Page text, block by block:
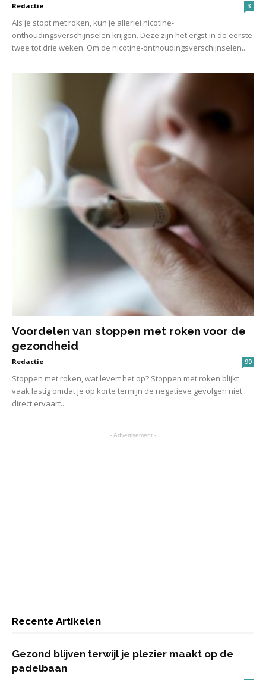
Redactie 3
Als je stopt met roken, kun je allerlei nicotine-
onthoudingsverschijnselen krijgen. Deze zijn het ergst in de eerste
twee tot drie weken. Om de nicotine-onthoudingsverschijnselen...
Voordelen van stoppen met roken voor de
gezondheid
Redactie 99
Stoppen met roken, wat levert het op? Stoppen met roken blijkt
vaak lastig omdat je op korte termijn de negatieve gevolgen niet
direct ervaart....
- Advertisement -
Recente Artikelen
Gezond blijven terwijl je plezier maakt op de
padelbaan